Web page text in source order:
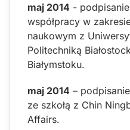
maj 2014 -
współpracy w
naukowym z
Politechniką
Białymstoku.
maj 2014 –
ze szkołą z Chin
Affairs.